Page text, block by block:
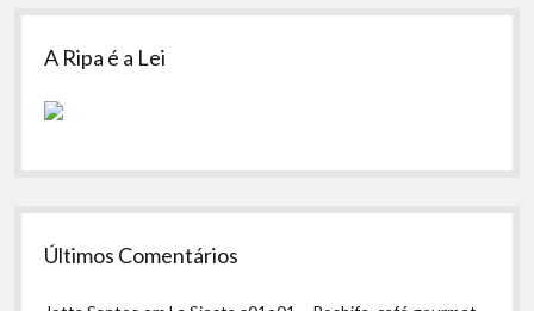
A Ripa é a Lei
Últimos Comentários